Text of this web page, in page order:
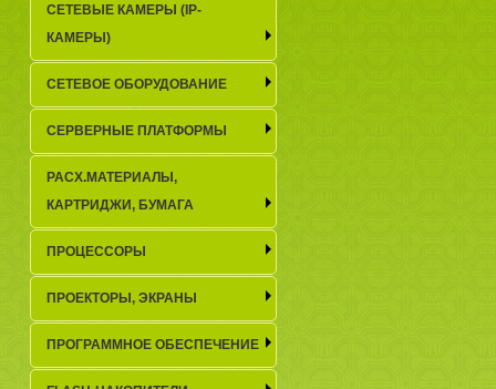
СЕТЕВЫЕ КАМЕРЫ (IP-
КАМЕРЫ)
СЕТЕВОЕ ОБОРУДОВАНИЕ
СЕРВЕРНЫЕ ПЛАТФОРМЫ
РАСХ.МАТЕРИАЛЫ,
КАРТРИДЖИ, БУМАГА
ПРОЦЕССОРЫ
ПРОЕКТОРЫ, ЭКРАНЫ
ПРОГРАММНОЕ ОБЕСПЕЧЕНИЕ